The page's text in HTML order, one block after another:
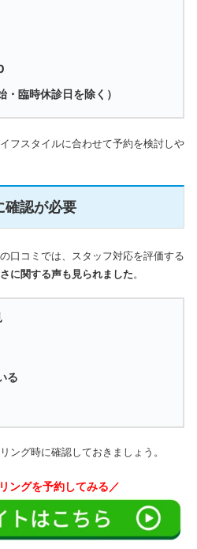
臨時休診日を除く）
フスタイルに合わせて予約を検討しや
認が必要
口コミでは、スタッフ対応を評価する
に関する声も見られました。
る
ング時に確認しておきましょう。
ングを予約してみる／